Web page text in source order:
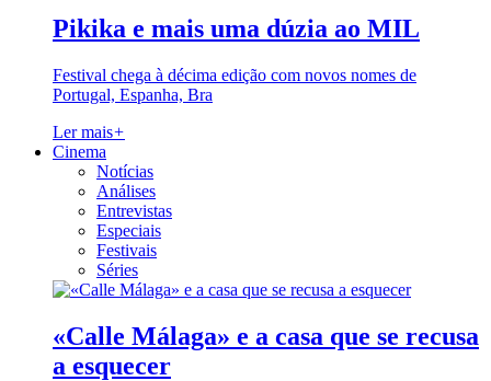
Pikika e mais uma dúzia ao MIL
Festival chega à décima edição com novos nomes de
Portugal, Espanha, Bra
Ler mais+
Cinema
Notícias
Análises
Entrevistas
Especiais
Festivais
Séries
«Calle Málaga» e a casa que se recusa
a esquecer